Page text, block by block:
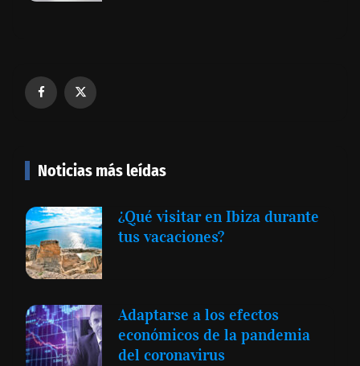
Noticias más leídas
¿Qué visitar en Ibiza durante
tus vacaciones?
Adaptarse a los efectos
económicos de la pandemia
del coronavirus